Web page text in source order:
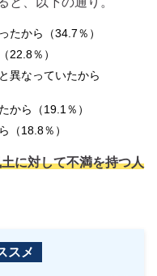
たから（34.7％）
22.8％）
異なっていたから
から（19.1％）
（18.8％）
に対して不満を持つ人
スメ